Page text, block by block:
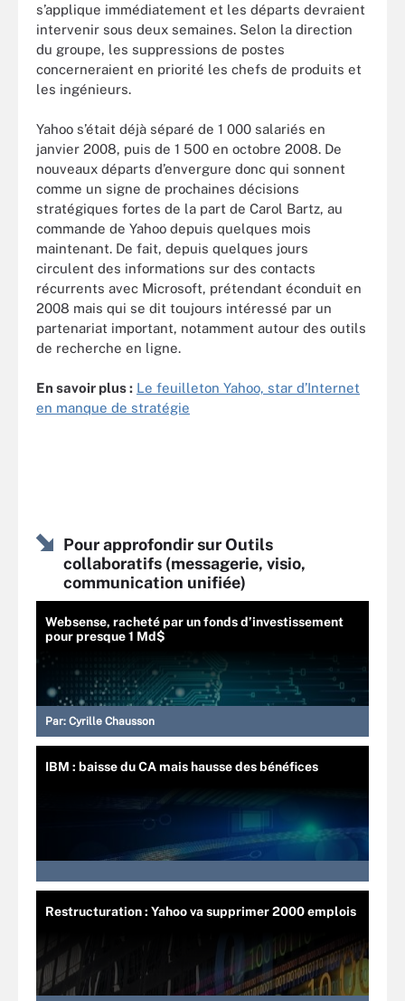
s’applique immédiatement et les départs devraient
intervenir sous deux semaines. Selon la direction
du groupe, les suppressions de postes
concerneraient en priorité les chefs de produits et
les ingénieurs.
Yahoo s’était déjà séparé de 1 000 salariés en
janvier 2008, puis de 1 500 en octobre 2008. De
nouveaux départs d’envergure donc qui sonnent
comme un signe de prochaines décisions
stratégiques fortes de la part de Carol Bartz, au
commande de Yahoo depuis quelques mois
maintenant. De fait, depuis quelques jours
circulent des informations sur des contacts
récurrents avec Microsoft, prétendant éconduit en
2008 mais qui se dit toujours intéressé par un
partenariat important, notamment autour des outils
de recherche en ligne.
En savoir plus : Le feuilleton Yahoo, star d’Internet
en manque de stratégie
Pour approfondir sur Outils
collaboratifs (messagerie, visio,
communication unifiée)
Websense, racheté par un fonds d’investissement
pour presque 1 Md$
Par: Cyrille Chausson
IBM : baisse du CA mais hausse des bénéfices
Restructuration : Yahoo va supprimer 2000 emplois